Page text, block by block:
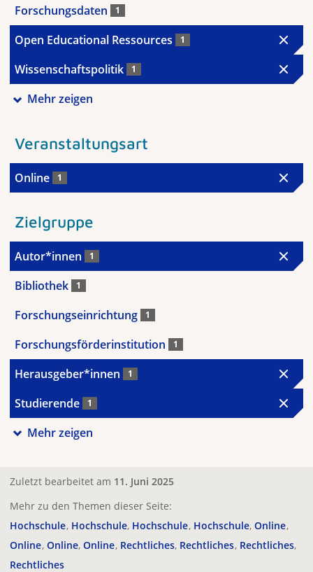
Forschungsdaten 1
Open Educational Ressources 1
Wissenschaftspolitik 1
Mehr zeigen
Veranstaltungsart
Online 1
Zielgruppe
Autor*innen 1
Bibliothek 1
Forschungseinrichtung 1
Forschungsförderinstitution 1
Herausgeber*innen 1
Studierende 1
Mehr zeigen
Zuletzt bearbeitet am 11. Juni 2025
Mehr zu den Themen dieser Seite:
Hochschule Hochschule Hochschule Hochschule Online
Online Online Online Rechtliches Rechtliches Rechtliches
Rechtliches